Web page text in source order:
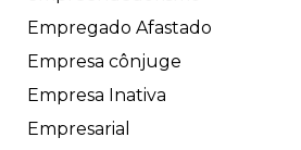
Empregado Afastado
Empresa cônjuge
Empresa Inativa
Empresarial